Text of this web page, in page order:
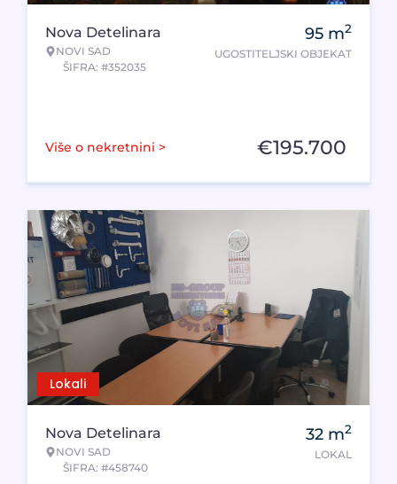
Nova Detelinara
NOVI SAD
ŠIFRA: #352035
95 m2
UGOSTITELJSKI OBJEKAT
Više o nekretnini > €195.700
Lokali
Nova Detelinara
NOVI SAD
ŠIFRA: #458740
32 m2
LOKAL